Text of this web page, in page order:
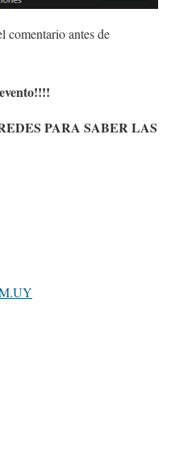
comentario antes de
PARA SABER LAS